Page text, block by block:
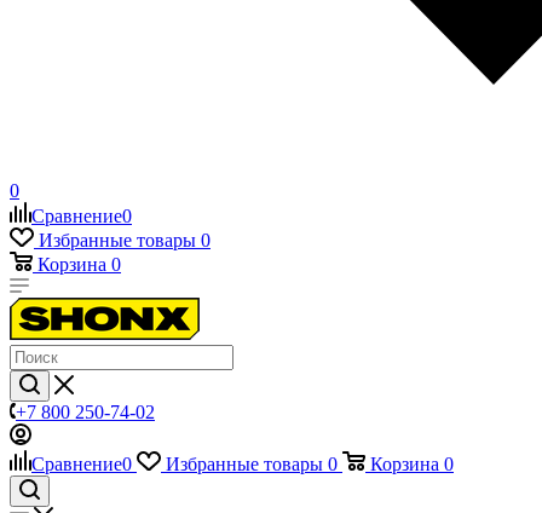
0
Сравнение0
Избранные товары 0
Корзина 0
+7 800 250-74-02
Сравнение0 Избранные товары 0 Корзина 0